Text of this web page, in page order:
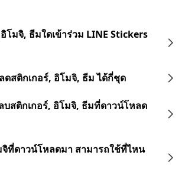
โมจิ, ธีมใดเข้าร่วม LINE Stickers
ดสติกเกอร์, อิโมจิ, ธีม ได้กี่ชุด
บสติกเกอร์, อิโมจิ, ธีมที่ดาวน์โหลด
จิที่ดาวน์โหลดมา สามารถใช้ที่ไหน